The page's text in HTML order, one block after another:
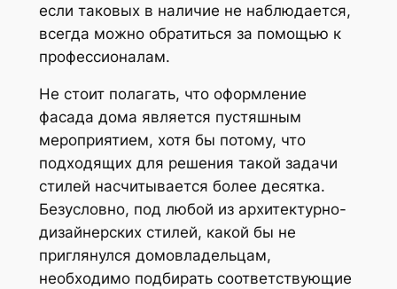
если таковых в наличие не наблюдается,
всегда можно обратиться за помощью к
профессионалам.
Не стоит полагать, что оформление
фасада дома является пустяшным
мероприятием, хотя бы потому, что
подходящих для решения такой задачи
стилей насчитывается более десятка.
Безусловно, под любой из архитектурно-
дизайнерских стилей, какой бы не
приглянулся домовладельцам,
необходимо подбирать соответствующие